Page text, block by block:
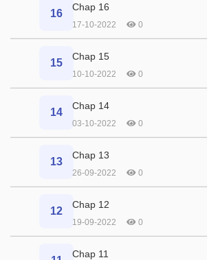
16
Chap 16
17-10-2022 0
15
Chap 15
10-10-2022 0
14
Chap 14
03-10-2022 0
13
Chap 13
26-09-2022 0
12
Chap 12
19-09-2022 0
Chap 11